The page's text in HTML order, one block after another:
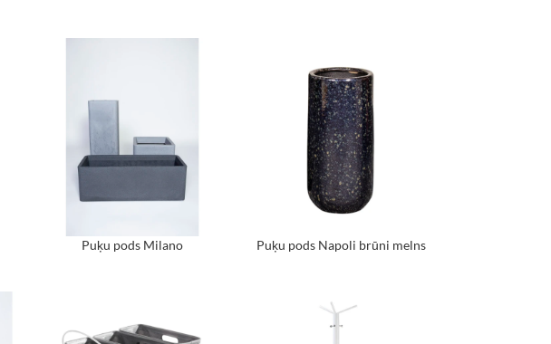
Puķu pods Milano Puķu pods Napoli brūni melns